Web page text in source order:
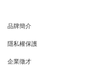
品牌簡介
隱私權保護
企業徵才